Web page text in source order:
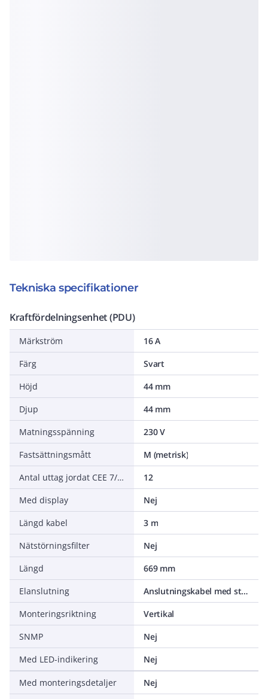
Tekniska specifikationer
Kraftfördelningsenhet (PDU)
Märkström
16 A
Färg
Svart
Höjd
44 mm
Djup
44 mm
Matningsspänning
230 V
Fastsättningsmått
M (metrisk)
Antal uttag jordat CEE 7/3 (Typ F)
12
Med display
Nej
Längd kabel
3 m
Nätstörningsfilter
Nej
Längd
669 mm
Elanslutning
Anslutningskabel med stickpropp
Monteringsriktning
Vertikal
SNMP
Nej
Med LED-indikering
Nej
Med monteringsdetaljer
Nej